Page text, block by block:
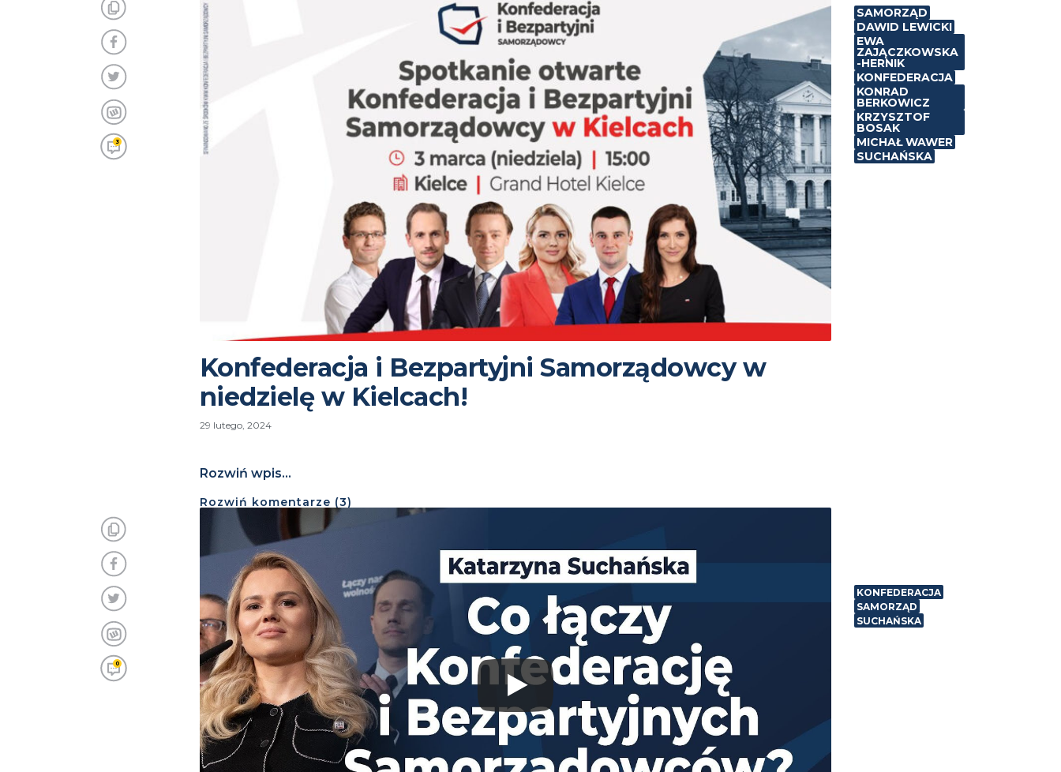
Konfederacja i Bezpartyjni Samorządowcy w
niedzielę w Kielcach!
29 lutego, 2024
Rozwiń wpis...
Rozwiń komentarze (3)
3
SAMORZĄD
DAWID LEWICKI
EWA
ZAJĄCZKOWSKA
-HERNIK
KONFEDERACJA
KONRAD
BERKOWICZ
KRZYSZTOF
BOSAK
MICHAŁ WAWER
SUCHAŃSKA
0
KONFEDERACJA
SAMORZĄD
SUCHAŃSKA